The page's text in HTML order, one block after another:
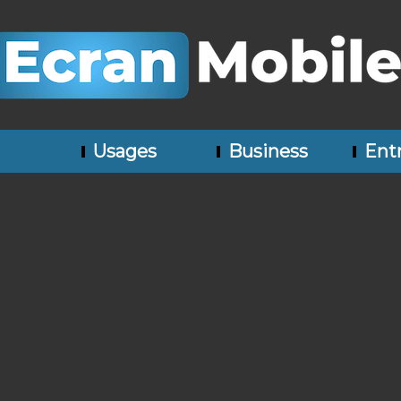
Usages Business